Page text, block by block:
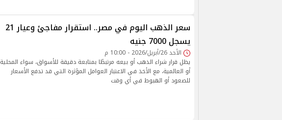
سعر الذهب اليوم في مصر.. استقرار مفاجئ وعيار 21
يسجل 7000 جنيه
الأحد 26/أبريل/2026 - 10:00 م
يظل قرار شراء الذهب أو بيعه مرتبطًا بمتابعة دقيقة للأسواق، سواء المحلية
أو العالمية، مع الأخذ في الاعتبار العوامل المؤثرة التي قد تدفع الأسعار
للصعود أو الهبوط في أي وقت